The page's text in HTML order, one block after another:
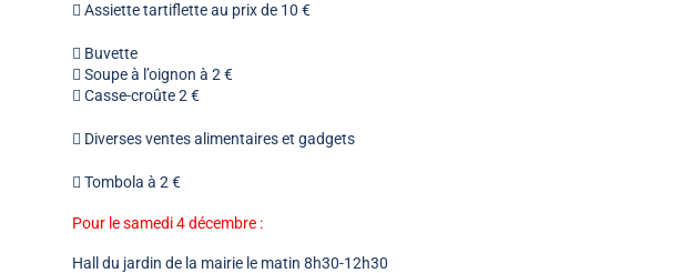
 Assiette tartiflette au prix de 10 €
 Buvette
 Soupe à l’oignon à 2 €
 Casse-croûte 2 €
 Diverses ventes alimentaires et gadgets
 Tombola à 2 €
Pour le samedi 4 décembre :
Hall du jardin de la mairie le matin 8h30-12h30